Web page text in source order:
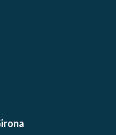
per emmagatzemar
i les eleccions personals
continuada dels seus
a elles, podem conèixer els
i mostrar publicitat